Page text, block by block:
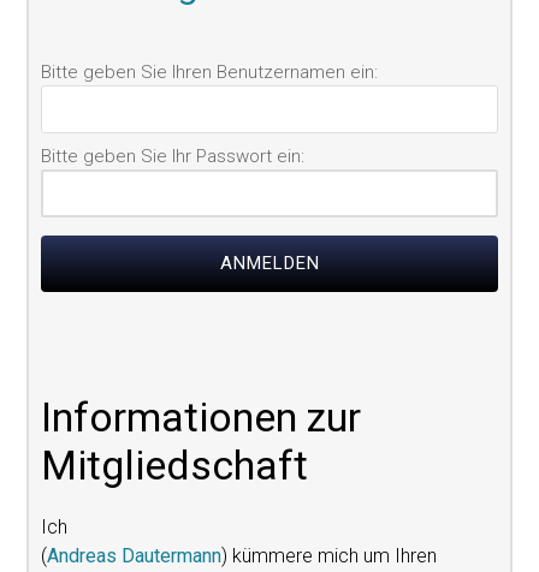
Informationen zur
Mitgliedschaft
Ich
(Andreas Dautermann) kümmere mich um Ihren